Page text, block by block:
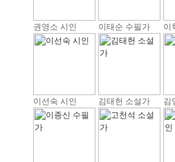
권영소 시인 이태순 수필가 이
이선숙 시인 김태헌 소설가 김